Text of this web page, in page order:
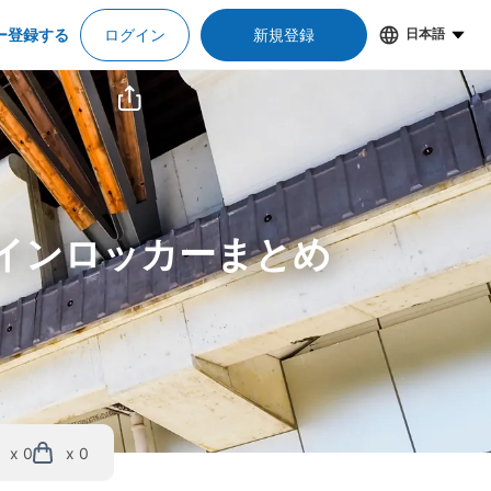
登録する ログイン 新規登録 日本語
ンロッカーまとめ
x 0 x 0